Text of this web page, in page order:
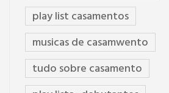
play list casamentos
musicas de casamwento
tudo sobre casamento